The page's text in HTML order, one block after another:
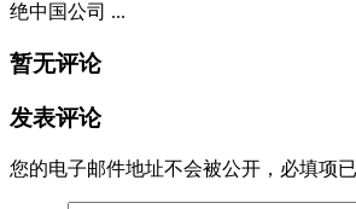
绝中国公司 ...
暂无评论
发表评论
您的电子邮件地址不会被公开， 必填项